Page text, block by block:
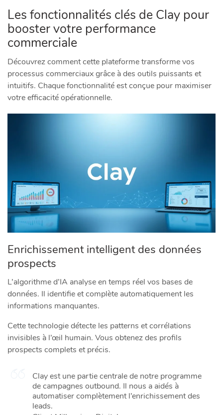
Les fonctionnalités clés de Clay pour
booster votre performance
commerciale
Découvrez comment cette plateforme transforme vos
processus commerciaux grâce à des outils puissants et
intuitifs. Chaque fonctionnalité est conçue pour maximiser
votre efficacité opérationnelle.
Enrichissement intelligent des données
prospects
L’algorithme d’IA analyse en temps réel vos bases de
données. Il identifie et complète automatiquement les
informations manquantes.
Cette technologie détecte les patterns et corrélations
invisibles à l’œil humain. Vous obtenez des profils
prospects complets et précis.
Clay est une partie centrale de notre programme
de campagnes outbound. Il nous a aidés à
automatiser complètement l’enrichissement des
leads.